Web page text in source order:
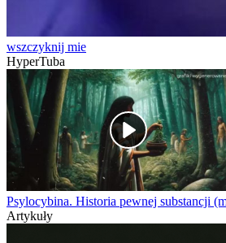
wszczyknij mie
HyperTuba
Psylocybina. Historia pewnej substancji
Artykuły